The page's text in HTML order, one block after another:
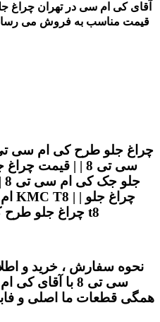
قیمت مناسب به فروش می
طرح JAC T8 | | چراغ جلو طرح کی ام سی t8
نحوه سفارش ، خرید و
سی تی 8 با
همگی قطعات ما اصلی و